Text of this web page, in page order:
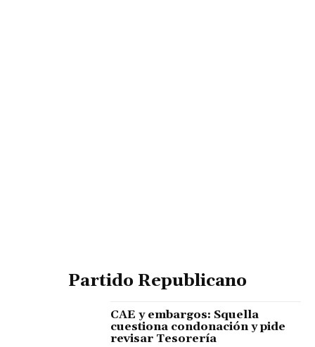
Partido Republicano
CAE y embargos: Squella
cuestiona condonación y pide
revisar Tesorería